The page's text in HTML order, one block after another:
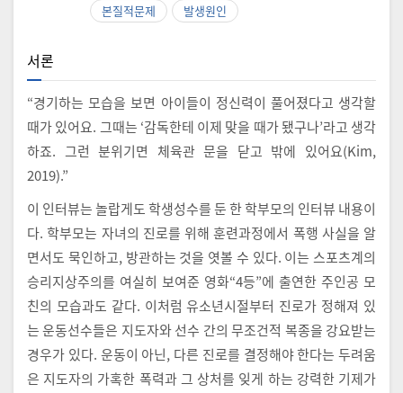
본질적문제
발생원인
서론
“경기하는 모습을 보면 아이들이 정신력이 풀어졌다고 생각할
때가 있어요. 그때는 ‘감독한테 이제 맞을 때가 됐구나’라고 생각
하죠. 그런 분위기면 체육관 문을 닫고 밖에 있어요(Kim,
2019).”
이 인터뷰는 놀랍게도 학생성수를 둔 한 학부모의 인터뷰 내용이
다. 학부모는 자녀의 진로를 위해 훈련과정에서 폭행 사실을 알
면서도 묵인하고, 방관하는 것을 엿볼 수 있다. 이는 스포츠계의
승리지상주의를 여실히 보여준 영화“4등”에 출연한 주인공 모
친의 모습과도 같다. 이처럼 유소년시절부터 진로가 정해져 있
는 운동선수들은 지도자와 선수 간의 무조건적 복종을 강요받는
경우가 있다. 운동이 아닌, 다른 진로를 결정해야 한다는 두려움
은 지도자의 가혹한 폭력과 그 상처를 잊게 하는 강력한 기제가